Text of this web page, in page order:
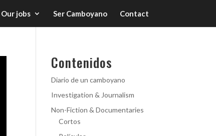
Our jobs Ser Camboyano Contact
Contenidos
Diario de un camboyano
Investigation & Journalism
Non-Fiction & Documentaries
Cortos